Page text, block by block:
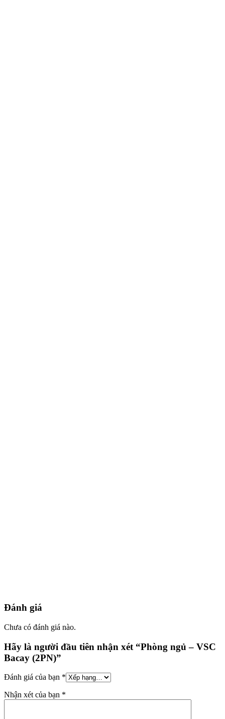
Đánh giá
Chưa có đánh giá nào.
Hãy là người đầu tiên nhận xét “Phòng ngủ – VSC
Bacay (2PN)”
Đánh giá của bạn *
Nhận xét của bạn *